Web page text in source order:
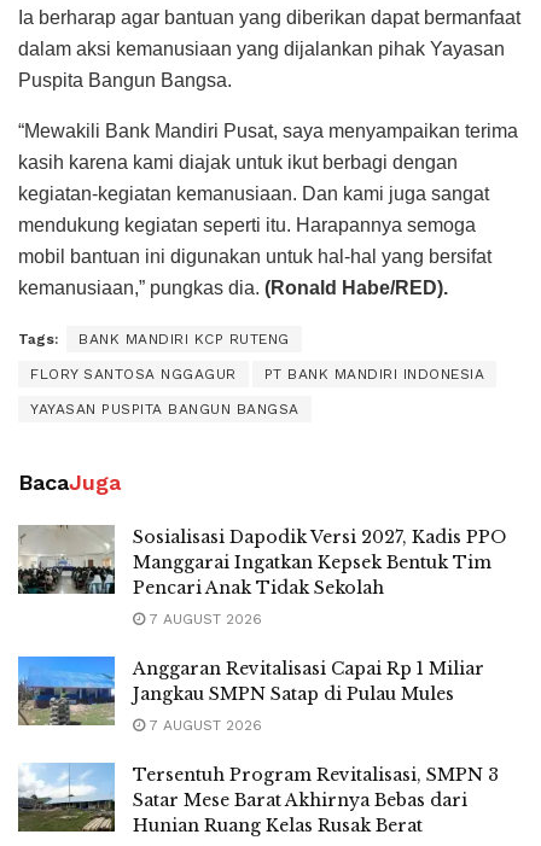
Ia berharap agar bantuan yang diberikan dapat bermanfaat
dalam aksi kemanusiaan yang dijalankan pihak Yayasan
Puspita Bangun Bangsa.
“Mewakili Bank Mandiri Pusat, saya menyampaikan terima
kasih karena kami diajak untuk ikut berbagi dengan
kegiatan-kegiatan kemanusiaan. Dan kami juga sangat
mendukung kegiatan seperti itu. Harapannya semoga
mobil bantuan ini digunakan untuk hal-hal yang bersifat
kemanusiaan,” pungkas dia. (Ronald Habe/RED).
Tags: BANK MANDIRI KCP RUTENG
FLORY SANTOSA NGGAGUR PT BANK MANDIRI INDONESIA
YAYASAN PUSPITA BANGUN BANGSA
BacaJuga
Sosialisasi Dapodik Versi 2027, Kadis PPO
Manggarai Ingatkan Kepsek Bentuk Tim
Pencari Anak Tidak Sekolah
7 AUGUST 2026
Anggaran Revitalisasi Capai Rp 1 Miliar
Jangkau SMPN Satap di Pulau Mules
7 AUGUST 2026
Tersentuh Program Revitalisasi, SMPN 3
Satar Mese Barat Akhirnya Bebas dari
Hunian Ruang Kelas Rusak Berat